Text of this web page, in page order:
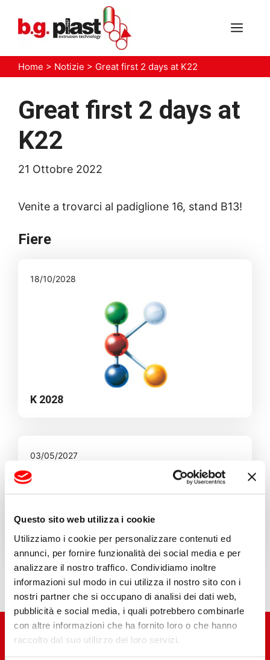
Questo sito web utilizza i cookie
Utilizziamo i cookie per personalizzare contenuti ed
annunci, per fornire funzionalità dei social media e per
analizzare il nostro traffico. Condividiamo inoltre
informazioni sul modo in cui utilizza il nostro sito con i
nostri partner che si occupano di analisi dei dati web,
pubblicità e social media, i quali potrebbero combinarle
con altre informazioni che ha fornito loro o che hanno
raccolto dal suo utilizzo dei loro servizi.
contenuto
Home > Notizie > Great first 2 days at K22
Great first 2 days at
K22
21 Ottobre 2022
Venite a trovarci al padiglione 16, stand B13!
Fiere
18/10/2028
K 2028
03/05/2027
NPE 2027